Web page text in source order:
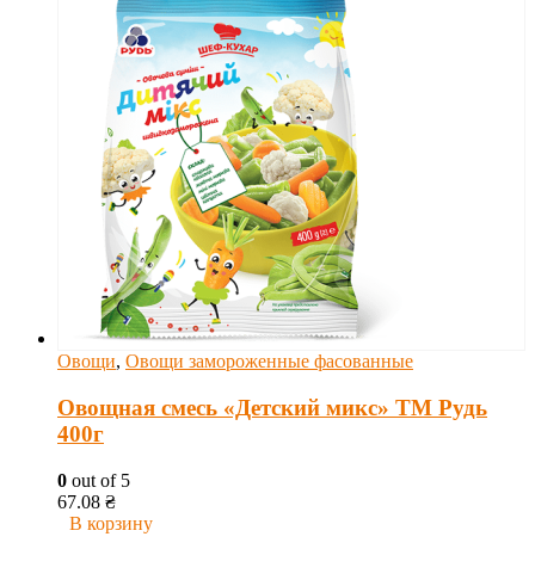
Овощи, Овощи замороженные фасованные
Овощная смесь «Детский микс» ТМ Рудь
400г
0 out of 5
67.08 ₴
В корзину